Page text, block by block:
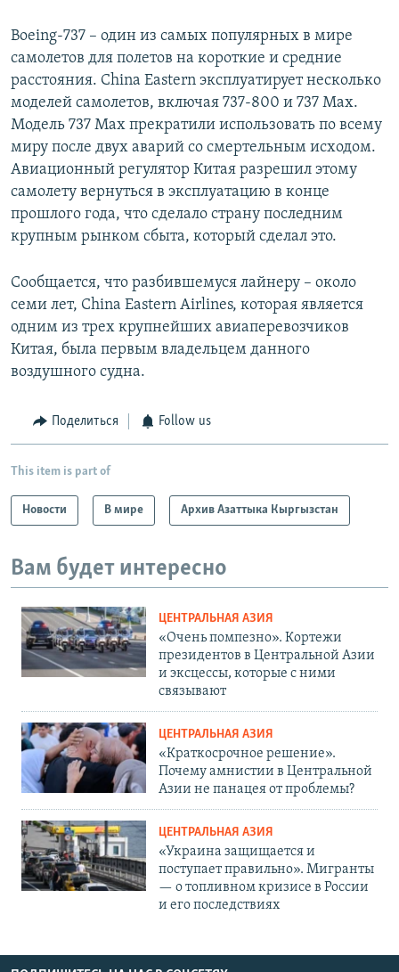
Boeing-737 – один из самых популярных в мире
самолетов для полетов на короткие и средние
расстояния. China Eastern эксплуатирует несколько
моделей самолетов, включая 737-800 и 737 Max.
Модель 737 Max прекратили использовать ​по всему
миру после двух аварий со смертельным исходом.
Авиационный регулятор Китая разрешил этому
самолету вернуться в эксплуатацию в конце
прошлого года, что сделало страну последним
крупным рынком сбыта, который сделал это.
Сообщается, что разбившемуся лайнеру – около
семи лет, China Eastern Airlines, которая является
одним из трех крупнейших авиаперевозчиков
Китая, была первым владельцем данного
воздушного судна.
Поделиться Follow us
This item is part of
Новости В мире Архив Азаттыка Кыргызстан
Вам будет интересно
ЦЕНТРАЛЬНАЯ АЗИЯ
«Очень помпезно». Кортежи
президентов в Центральной Азии
и эксцессы, которые с ними
связывают
ЦЕНТРАЛЬНАЯ АЗИЯ
«Краткосрочное решение».
Почему амнистии в Центральной
Азии не панацея от проблемы?
ЦЕНТРАЛЬНАЯ АЗИЯ
«Украина защищается и
поступает правильно». Мигранты
— о топливном кризисе в России
и его последствиях